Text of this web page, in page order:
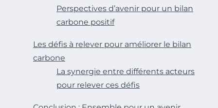
Perspectives d’avenir pour un bilan
carbone positif
Les défis à relever pour améliorer le bilan
carbone
La synergie entre différents acteurs
pour relever ces défis